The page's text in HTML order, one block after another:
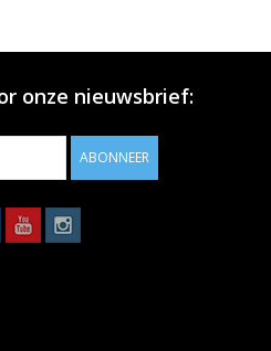
onze nieuwsbrief:
ABONNEER